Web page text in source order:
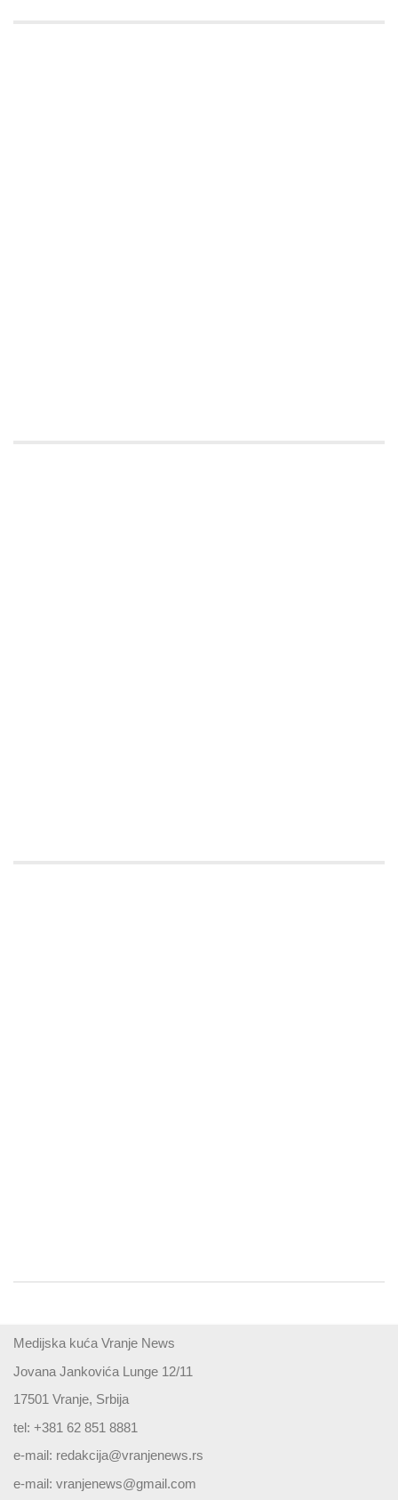
Medijska kuća Vranje News
Jovana Jankovića Lunge 12/11
17501 Vranje, Srbija
tel: +381 62 851 8881
e-mail: redakcija@vranjenews.rs
e-mail: vranjenews@gmail.com